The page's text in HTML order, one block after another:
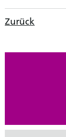
Zurück